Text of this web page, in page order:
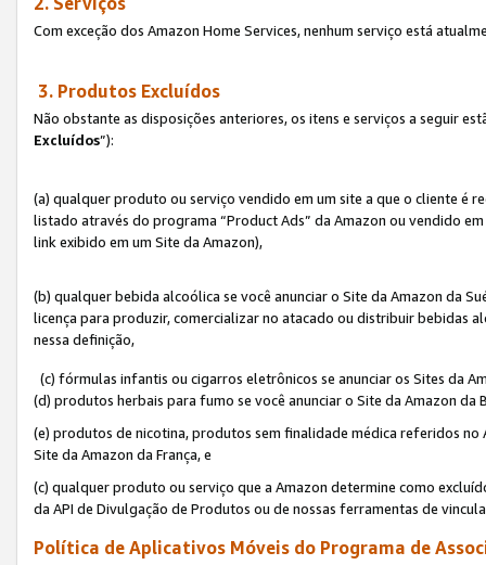
Com exceção dos Amazon Home Services, nenhum serviço está
3. Produtos Excluídos
Não obstante as disposições anteriores, os itens e serviços a seguir
Excluídos”):
(a) qualquer produto ou serviço vendido em um site a que o cliente é
listado através do programa “Product Ads” da Amazon ou vendido
link exibido em um Site da Amazon),
(b) qualquer bebida alcoólica se você anunciar o Site da Amazon da
licença para produzir, comercializar no atacado ou distribuir bebidas
nessa definição,
(c) fórmulas infantis ou cigarros eletrônicos se anunciar os Sites da
(d) produtos herbais para fumo se você anunciar o Site da Amazon da
(e) produtos de nicotina, produtos sem finalidade médica referidos no
Site da Amazon da França, e
(c) qualquer produto ou serviço que a Amazon determine como
da API de Divulgação de Produtos ou de nossas ferramentas de
Política de Aplicativos Móveis do Programa de